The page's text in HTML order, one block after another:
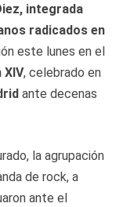
integrada
radicados en
este lunes en el
XIV, celebrado en
ante decenas
la agrupación
de rock, a
ante el